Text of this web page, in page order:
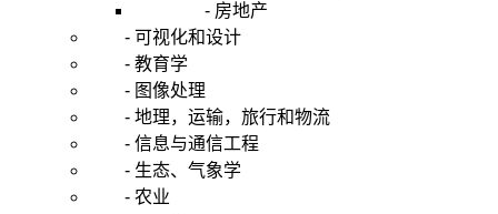
- 房地产
- 可视化和设计
- 教育学
- 图像处理
- 地理，运输，旅行和物流
- 信息与通信工程
- 生态、气象学
- 农业